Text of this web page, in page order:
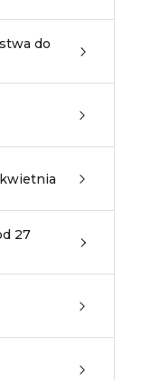
do
27